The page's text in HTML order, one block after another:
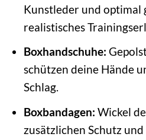
Kunstleder und optimal
realistisches
Boxhandschuhe:
schützen deine Hände
Schlag.
Boxbandagen: Wickel
zusätzlichen Schutz